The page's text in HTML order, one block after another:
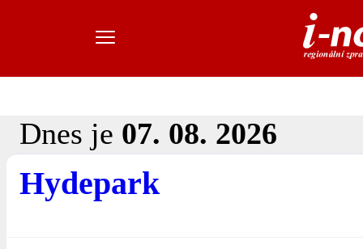
Dnes je 07. 08. 2026
Hydepark